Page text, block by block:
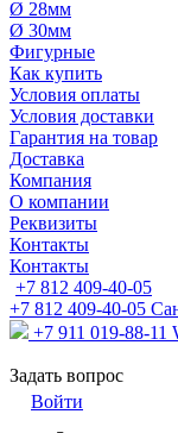
Ø 28мм
Ø 30мм
Фигурные
Как купить
Условия оплаты
Условия доставки
Гарантия на товар
Доставка
Компания
О компании
Реквизиты
Контакты
Контакты
+7 812 409-40-05
+7 812 409-40-05
+7 911 019-88-11
Задать вопрос
Войти